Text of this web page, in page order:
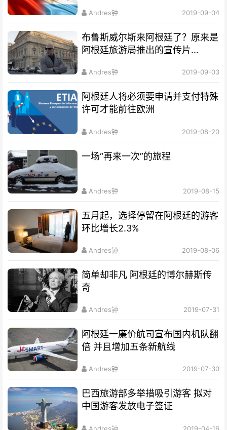
Andres钟 2019-09-04
布鲁斯威尔斯来阿根廷了？原来是
阿根廷旅游局推出的宣传片...
Andres钟 2019-09-03
阿根廷人将必须要申请并支付特殊
许可才能前往欧洲
Andres钟 2019-08-20
一场“再来一次”的旅程
Andres钟 2019-08-15
五月起，选择停留在阿根廷的游客
环比增长2.3%
Andres钟 2019-08-06
简单却非凡 阿根廷的博尔赫斯传
奇
Andres钟 2019-07-31
阿根廷一廉价航司宣布国内机队翻
倍 并且增加五条新航线
Andres钟 2019-07-30
巴西旅游部多举措吸引游客 拟对
中国游客发放电子签证
Andres钟 2019-04-16